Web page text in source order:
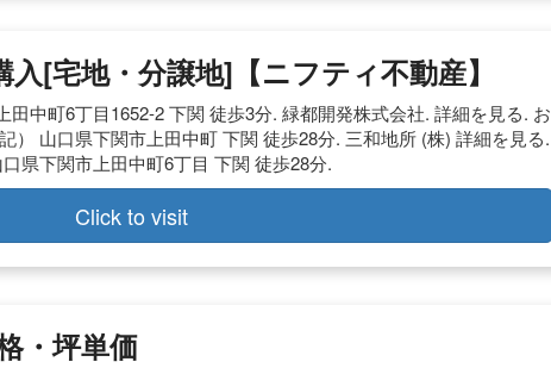
[宅地・分譲地]【ニフティ不動産】
田中町6丁目1652-2 下関 徒歩3分. 緑都開発株式会社. 詳細を見る. お
） 山口県下関市上田中町 下関 徒歩28分. 三和地所 (株) 詳細を見る.
県下関市上田中町6丁目 下関 徒歩28分.
Click to visit
・坪単価